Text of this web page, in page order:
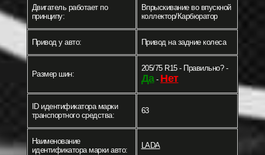
Двигатель работает по
принципу:
Впрыскивание во впускной
коллектор/Карбюратор
Привод у авто: Привод на задние колеса
Размер шин:
205/75 R15 - Правильно? -
Да- Нет
ID идентификатора марки
транспортного средства:
63
Наименование
идентификатора марки авто:
LADA